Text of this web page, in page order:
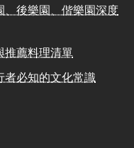
、後樂園、偕樂園深度
推薦料理清單
者必知的文化常識